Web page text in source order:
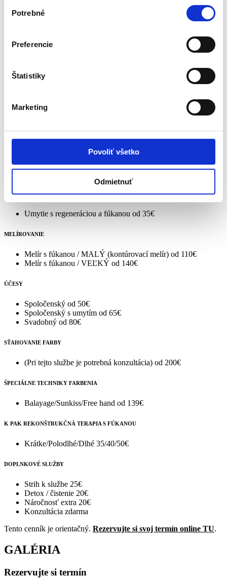
súhlasu
Potrebné
Preferencie
Štatistiky
Marketing
Povoliť všetko
Odmietnuť
služieb
Pánsky strih
Farbenie s fúkanou/VEĽKÉ od 110€
Tónovanie s fúkanou od 80€
FÚKANA
Umytie s regeneráciou a fúkanou od 35€
MELÍROVANIE
Melír s fúkanou / MALÝ (kontúrovací melír) od 110€
Melír s fúkanou / VEĽKÝ od 140€
ÚČESY
Spoločenský od 50€
Spoločenský s umytím od 65€
Svadobný od 80€
SŤAHOVANIE FARBY
(Pri tejto službe je potrebná konzultácia) od 200€
ŠPECIÁLNE TECHNIKY FARBENIA
Balayage/Sunkiss/Free hand od 139€
K PAK REKONŠTRUKČNÁ TERAPIA S FÚKANOU
Krátke/Polodlhé/Dlhé 35/40/50€
DOPLNKOVÉ SLUŽBY
Strih k službe 25€
Detox / čistenie 20€
Náročnosť extra 20€
Konzultácia zdarma
Tento cenník je orientačný. Rezervujte si svoj termín online TU.
GALÉRIA
Rezervujte si termín